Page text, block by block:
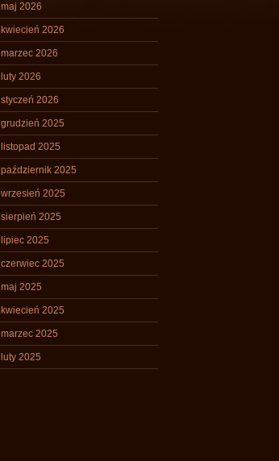
maj 2026
kwiecień 2026
marzec 2026
luty 2026
styczeń 2026
grudzień 2025
listopad 2025
październik 2025
wrzesień 2025
sierpień 2025
lipiec 2025
czerwiec 2025
maj 2025
kwiecień 2025
marzec 2025
luty 2025